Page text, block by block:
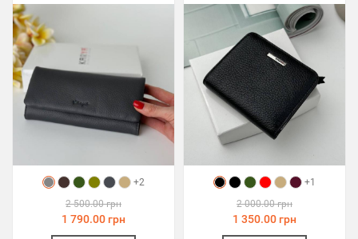
+2
2 500.00 грн
1 790.00 грн
+1
2 000.00 грн
1 350.00 грн